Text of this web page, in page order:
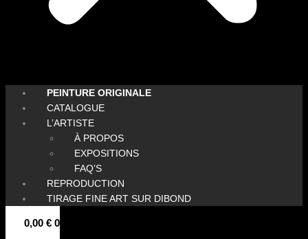
PEINTURE ORIGINALE
CATALOGUE
L’ARTISTE
À PROPOS
EXPOSITIONS
FAQ’S
REPRODUCTION
TIRAGE FINE ART SUR DIBOND
0,00 € 0